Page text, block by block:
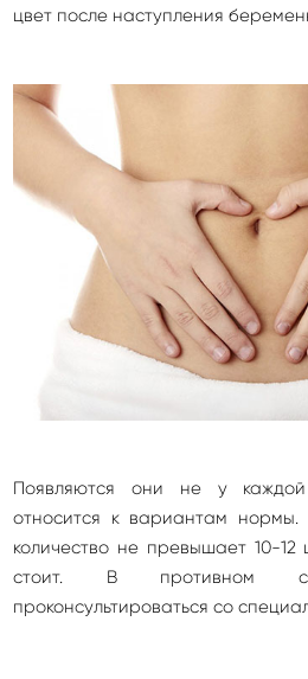
цвет после наступления
Появляются они не у
относится к вариантам
количество не превышает 10-12
стоит. В противном
проконсультироваться со